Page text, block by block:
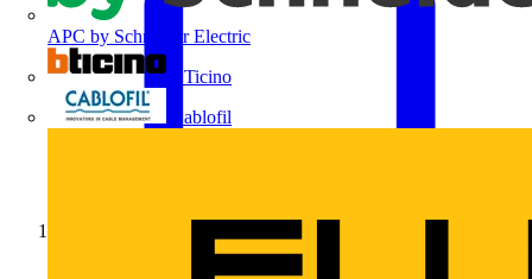
APC by Schneider Electric
BTicino
Cablofil